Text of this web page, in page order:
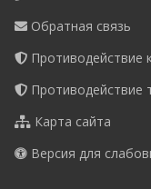
Обратная связь
Противодействие
Противодействие
Карта сайта
Версия для